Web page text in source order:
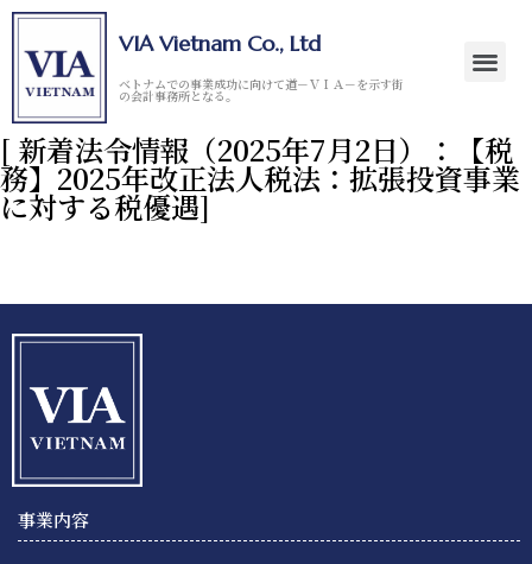
VIA Vietnam Co., Ltd
ベトナムでの事業成功に向けて道－ＶＩＡ－を示す街
の会計事務所となる。
[ 新着法令情報（2025年7月2日）：【税
務】2025年改正法人税法：拡張投資事業
に対する税優遇]
事業内容